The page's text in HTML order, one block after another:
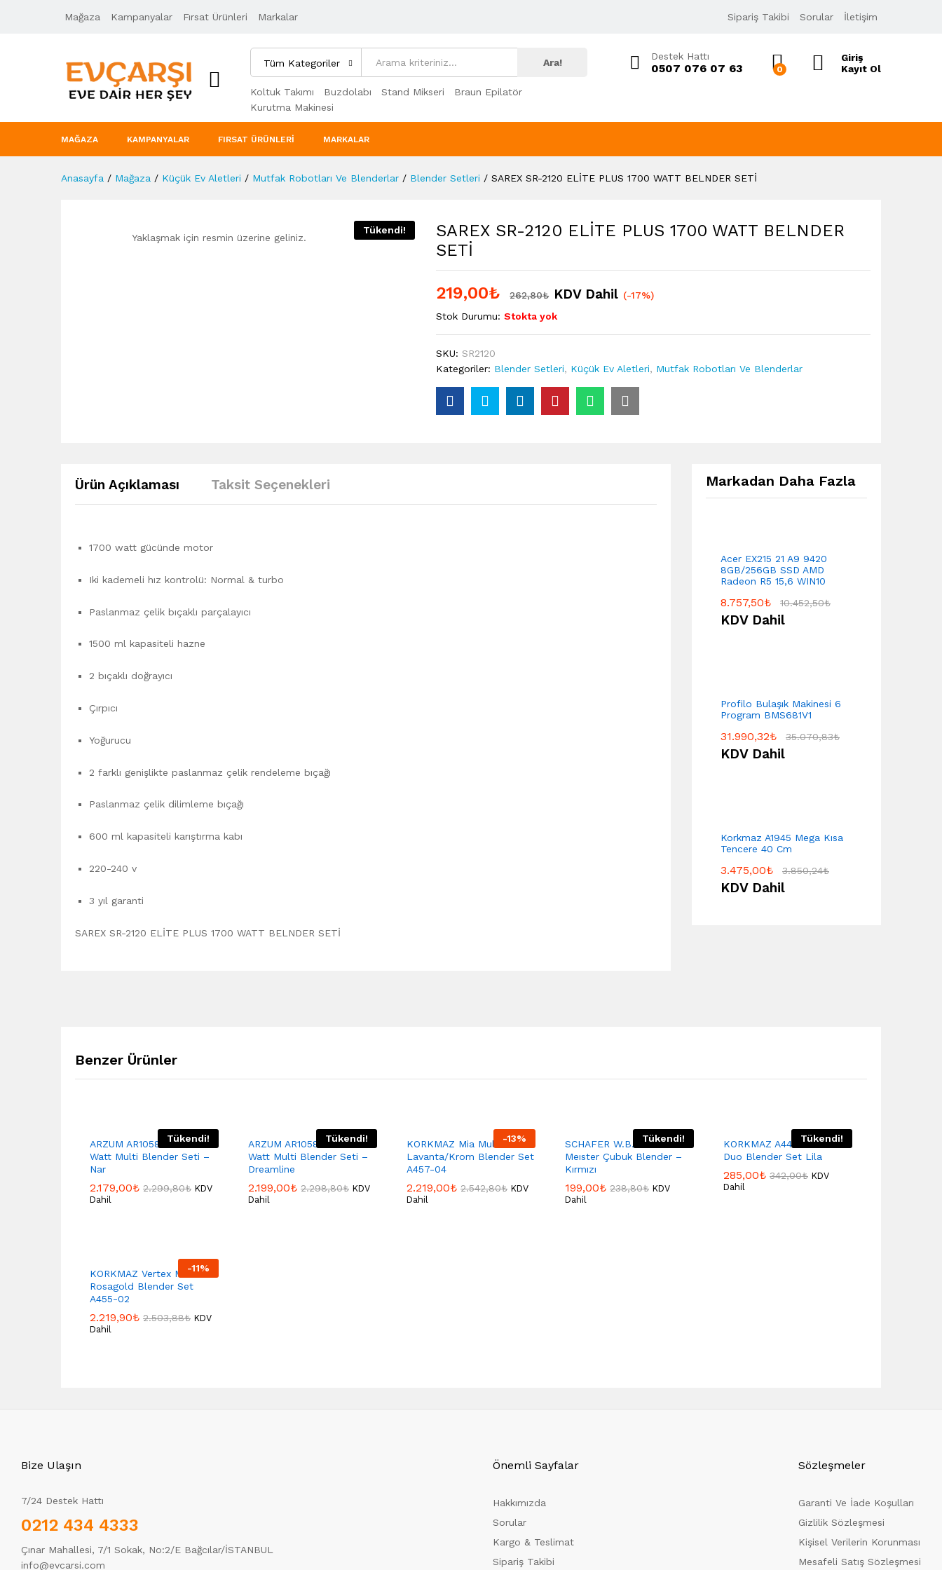
Mağaza Kampanyalar Fırsat Ürünleri Markalar Sipariş Takibi Sorular İletişim
Tüm Kategoriler Ara!
Koltuk Takımı Buzdolabı Stand Mikseri
Braun Epilatör
Kurutma Makinesi
Destek Hattı
0507 076 07 63 0
Giriş
Kayıt Ol
MAĞAZA KAMPANYALAR FIRSAT ÜRÜNLERI MARKALAR
Anasayfa / Mağaza / Küçük Ev Aletleri / Mutfak Robotları Ve Blenderlar / Blender Setleri / SAREX SR-2120 ELİTE PLUS 1700 WATT BELNDER SETİ
Tükendi!
Yaklaşmak için resmin üzerine geliniz.
SAREX SR-2120 ELİTE PLUS 1700 WATT BELNDER
SETİ
219,00₺ 262,80₺ KDV Dahil (-17%)
Stok Durumu: Stokta yok
SKU:SR2120
Kategoriler: Blender Setleri, Küçük Ev Aletleri, Mutfak Robotları Ve Blenderlar
Ürün Açıklaması Taksit Seçenekleri
1700 watt gücünde motor
Iki kademeli hız kontrolü: Normal & turbo
Paslanmaz çelik bıçaklı parçalayıcı
1500 ml kapasiteli hazne
2 bıçaklı doğrayıcı
Çırpıcı
Yoğurucu
2 farklı genişlikte paslanmaz çelik rendeleme bıçağı
Paslanmaz çelik dilimleme bıçağı
600 ml kapasiteli karıştırma kabı
220-240 v
3 yıl garanti
SAREX SR-2120 ELİTE PLUS 1700 WATT BELNDER SETİ
Markadan Daha Fazla
Acer EX215 21 A9 9420
8GB/256GB SSD AMD
Radeon R5 15,6 WIN10
8.757,50₺ 10.452,50₺
KDV Dahil
Profilo Bulaşık Makinesi 6
Program BMS681V1
31.990,32₺ 35.070,83₺
KDV Dahil
Korkmaz A1945 Mega Kısa
Tencere 40 Cm
3.475,00₺ 3.850,24₺
KDV Dahil
Benzer Ürünler
Tükendi!
ARZUM AR1058 Hestia 1500
Watt Multi Blender Seti –
Nar
2.179,00₺ 2.299,80₺ KDV
Dahil
Tükendi!
ARZUM AR1058 Hestia 1500
Watt Multi Blender Seti –
Dreamline
2.199,00₺ 2.298,80₺ KDV
Dahil
-13%
KORKMAZ Mia Multi
Lavanta/Krom Blender Set
A457-04
2.219,00₺ 2.542,80₺ KDV
Dahil
Tükendi!
SCHAFER W.B.Schafer
Meıster Çubuk Blender –
Kırmızı
199,00₺ 238,80₺ KDV
Dahil
Tükendi!
KORKMAZ A446-01 Mia
Duo Blender Set Lila
285,00₺ 342,00₺ KDV
Dahil
-11%
KORKMAZ Vertex Multi
Rosagold Blender Set
A455-02
2.219,90₺ 2.503,88₺ KDV
Dahil
Bize Ulaşın
7/24 Destek Hattı
0212 434 4333
Çınar Mahallesi, 7/1 Sokak, No:2/E Bağcılar/İSTANBUL
info@evcarsi.com
Önemli Sayfalar
Hakkımızda
Sorular
Kargo & Teslimat
Sipariş Takibi
Sözleşmeler
Garanti Ve İade Koşulları
Gizlilik Sözleşmesi
Kişisel Verilerin Korunması
Mesafeli Satış Sözleşmesi
Ürün Açıklaması Taksit Seçenekleri 262,80